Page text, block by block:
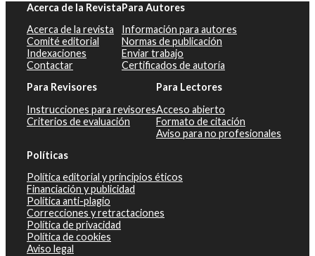
Acerca de la Revista
Acerca de la revista
Comité editorial
Indexaciones
Contactar
Para Autores
Información para autores
Normas de publicación
Enviar trabajo
Certificados de autoría
Para Revisores
Instrucciones para revisores
Criterios de evaluación
Para Lectores
Acceso abierto
Formato de citación
Aviso para no profesionales
Políticas
Política editorial y principios éticos
Financiación y publicidad
Política anti-plagio
Correcciones y retractaciones
Política de privacidad
Política de cookies
Aviso legal